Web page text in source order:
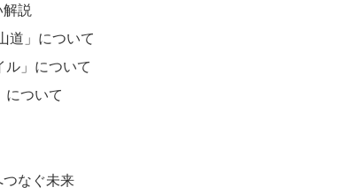
説
道」について
ル」について
について
つなぐ未来